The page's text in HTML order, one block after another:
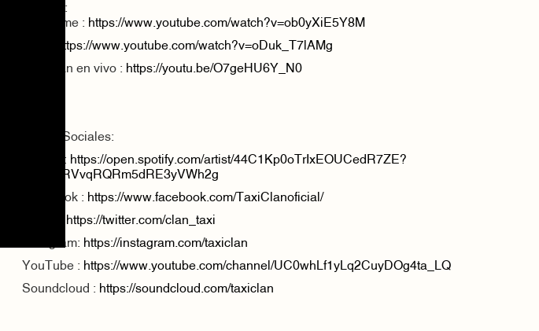
Vídeos :
Seducime : https://www.youtube.com/watch?v=ob0yXiE5Y8M
https://www.youtube.com/watch?v=oDuk_T7lAMg
TaxiClan en vivo : https://youtu.be/O7geHU6Y_N0
Redes Sociales:
Spotify : https://open.spotify.com/artist/44C1Kp0oTrIxEOUCedR7ZE?
si=UacRVvqRQRm5dRE3yVWh2g
Facebook : https://www.facebook.com/TaxiClanoficial/
https://twitter.com/clan_taxi
Instagram: https://instagram.com/taxiclan
YouTube : https://www.youtube.com/channel/UC0whLf1yLq2CuyDOg4ta_LQ
Soundcloud : https://soundcloud.com/taxiclan